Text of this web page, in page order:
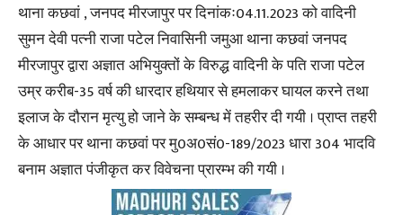
थाना कछवां , जनपद मीरजापुर पर दिनांकः04.11.2023 को वादिनी
सुमन देवी पत्नी राजा पटेल निवासिनी जमुआ थाना कछवां जनपद
मीरजापुर द्वारा अज्ञात अभियुक्तों के विरुद्ध वादिनी के पति राजा पटेल
उम्र करीब-35 वर्ष की धारदार हथियार से हमलाकर घायल करने तथा
इलाज के दौरान मृत्यु हो जाने के सम्बन्ध में तहरीर दी गयी । प्राप्त तहरी
के आधार पर थाना कछवां पर मु0अ0सं0-189/2023 धारा 304 भादवि
बनाम अज्ञात पंजीकृत कर विवेचना प्रारम्भ की गयी ।